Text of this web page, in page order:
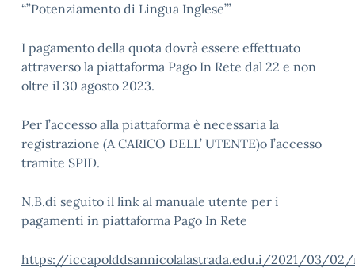
“”Potenziamento di Lingua Inglese’”
I pagamento della quota dovrà essere effettuato
attraverso la piattaforma Pago In Rete dal 22 e non
oltre il 30 agosto 2023.
Per l’accesso alla piattaforma è necessaria la
registrazione (A CARICO DELL’ UTENTE)o l’accesso
tramite SPID.
N.B.di seguito il link al manuale utente per i
pagamenti in piattaforma Pago In Rete
https://iccapolddsannicolalastrada.edu.i/2021/03/02/